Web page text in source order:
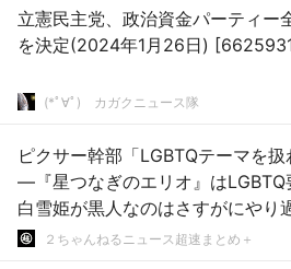
立憲民主党、政治資金パーティー
を決定(2024年1月26日)
(*ﾟ∀ﾟ)ゞカガクニュース隊
ピクサー幹部「LGBTQテーマを
―『星つなぎのエリオ』はLGBTQ
白雪姫が黒人なのはさすがにやり
２ちゃんねるニュース超速まとめ＋